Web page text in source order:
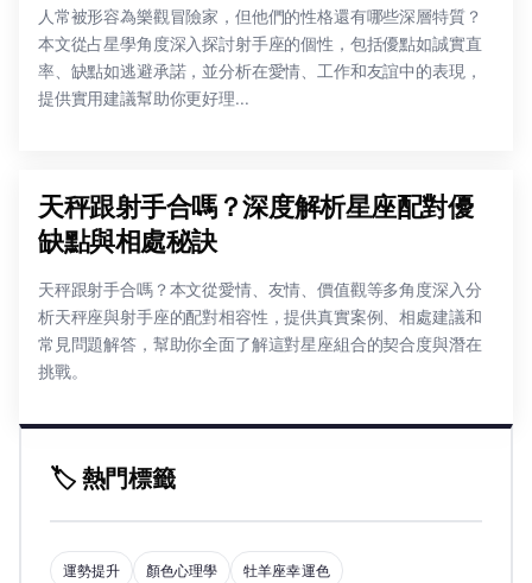
人常被形容為樂觀冒險家，但他們的性格還有哪些深層特質？
本文從占星學角度深入探討射手座的個性，包括優點如誠實直
率、缺點如逃避承諾，並分析在愛情、工作和友誼中的表現，
提供實用建議幫助你更好理...
天秤跟射手合嗎？深度解析星座配對優
缺點與相處秘訣
天秤跟射手合嗎？本文從愛情、友情、價值觀等多角度深入分
析天秤座與射手座的配對相容性，提供真實案例、相處建議和
常見問題解答，幫助你全面了解這對星座組合的契合度與潛在
挑戰。
🏷️ 熱門標籤
運勢提升 顏色心理學 牡羊座幸運色